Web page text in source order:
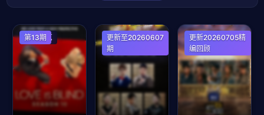
欧美综艺
第13期 大陆综艺
更新至20260607
期
大陆综艺
更新20260705精
编回顾